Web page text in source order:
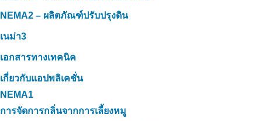
NEMA2 – ผลิตภัณฑ์ปรับปรุงดิน
เนม่า3
เอกสารทางเทคนิค
เกี่ยวกับแอปพลิเคชั่น
NEMA1
การจัดการกลิ่นจากการเลี้ยงหมู